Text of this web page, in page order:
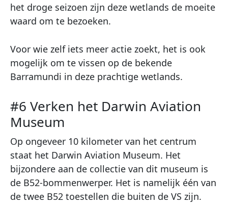
het droge seizoen zijn deze wetlands de moeite
waard om te bezoeken.
Voor wie zelf iets meer actie zoekt, het is ook
mogelijk om te vissen op de bekende
Barramundi in deze prachtige wetlands.
#6 Verken het Darwin Aviation
Museum
Op ongeveer 10 kilometer van het centrum
staat het Darwin Aviation Museum. Het
bijzondere aan de collectie van dit museum is
de B52-bommenwerper. Het is namelijk één van
de twee B52 toestellen die buiten de VS zijn.